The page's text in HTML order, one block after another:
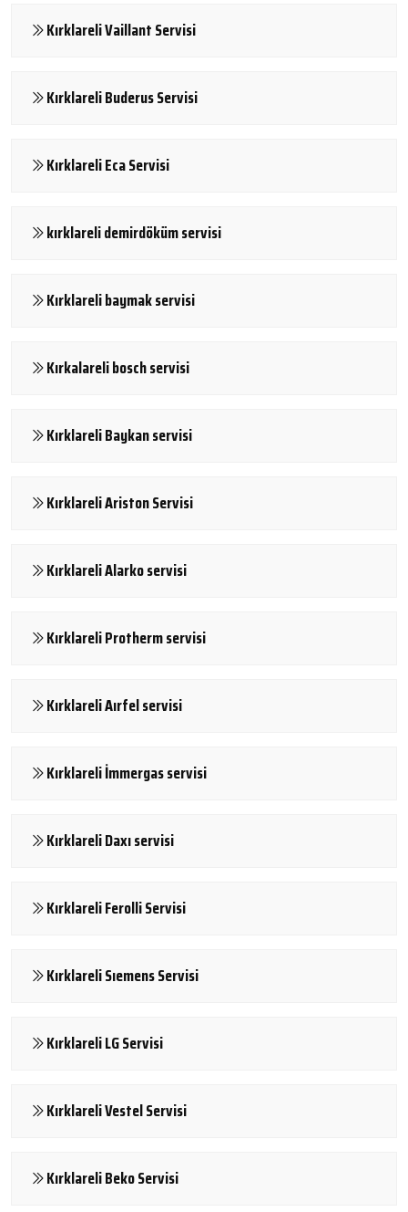
Kırklareli Vaillant Servisi
Kırklareli Buderus Servisi
Kırklareli Eca Servisi
kırklareli demirdöküm servisi
Kırklareli baymak servisi
Kırkalareli bosch servisi
Kırklareli Baykan servisi
Kırklareli Ariston Servisi
Kırklareli Alarko servisi
Kırklareli Protherm servisi
Kırklareli Aırfel servisi
Kırklareli İmmergas servisi
Kırklareli Daxı servisi
Kırklareli Ferolli Servisi
Kırklareli Sıemens Servisi
Kırklareli LG Servisi
Kırklareli Vestel Servisi
Kırklareli Beko Servisi